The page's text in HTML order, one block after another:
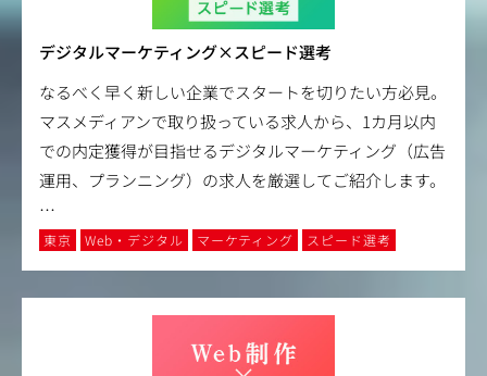
デジタルマーケティング×スピード選考
なるべく早く新しい企業でスタートを切りたい方必見。
マスメディアンで取り扱っている求人から、1カ月以内
での内定獲得が目指せるデジタルマーケティング（広告
運用、プランニング）の求人を厳選してご紹介します。
…
東京 Web・デジタル マーケティング スピード選考